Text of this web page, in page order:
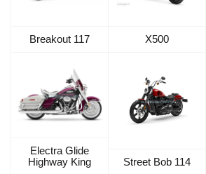
Breakout 117 X500
Electra Glide
Highway King
Street Bob 114